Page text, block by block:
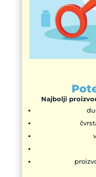
Najbolji